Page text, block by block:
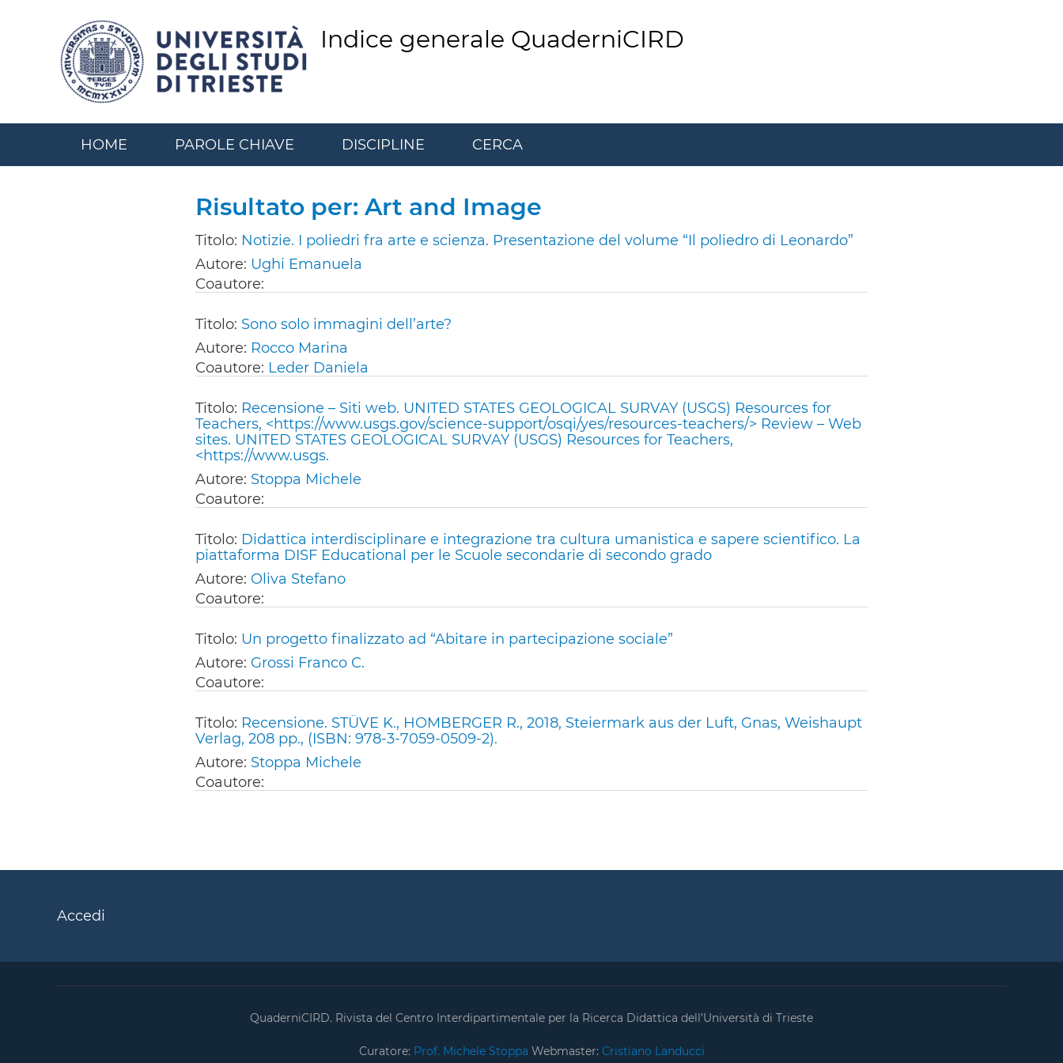
contenuto
principale
Indice generale QuaderniCIRD
HOME PAROLE CHIAVE DISCIPLINE CERCA
Risultato per: Art and Image
Titolo: Notizie. I poliedri fra arte e scienza. Presentazione del volume “Il poliedro di Leonardo”
Autore: Ughi Emanuela
Coautore:
Titolo: Sono solo immagini dell’arte?
Autore: Rocco Marina
Coautore: Leder Daniela
Titolo: Recensione – Siti web. UNITED STATES GEOLOGICAL SURVAY (USGS) Resources for
Teachers, <https://www.usgs.gov/science-support/osqi/yes/resources-teachers/> Review – Web
sites. UNITED STATES GEOLOGICAL SURVAY (USGS) Resources for Teachers,
<https://www.usgs.
Autore: Stoppa Michele
Coautore:
Titolo: Didattica interdisciplinare e integrazione tra cultura umanistica e sapere scientifico. La
piattaforma DISF Educational per le Scuole secondarie di secondo grado
Autore: Oliva Stefano
Coautore:
Titolo: Un progetto finalizzato ad “Abitare in partecipazione sociale”
Autore: Grossi Franco C.
Coautore:
Titolo: Recensione. STÜVE K., HOMBERGER R., 2018, Steiermark aus der Luft, Gnas, Weishaupt
Verlag, 208 pp., (ISBN: 978-3-7059-0509-2).
Autore: Stoppa Michele
Coautore:
Accedi
QuaderniCIRD. Rivista del Centro Interdipartimentale per la Ricerca Didattica dell’Università di Trieste
Curatore: Prof. Michele Stoppa Webmaster: Cristiano Landucci